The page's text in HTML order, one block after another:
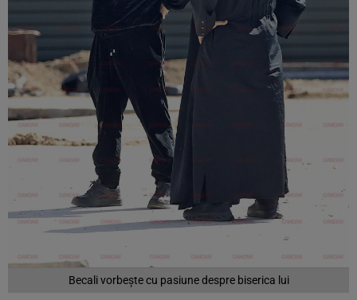
Becali vorbește cu pasiune despre biserica lui